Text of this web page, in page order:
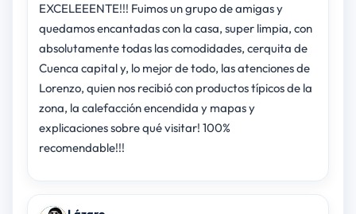
EXCELEEENTE!!! Fuimos un grupo de amigas y
quedamos encantadas con la casa, super limpia, con
absolutamente todas las comodidades, cerquita de
Cuenca capital y, lo mejor de todo, las atenciones de
Lorenzo, quien nos recibió con productos típicos de la
zona, la calefacción encendida y mapas y
explicaciones sobre qué visitar! 100%
recomendable!!!